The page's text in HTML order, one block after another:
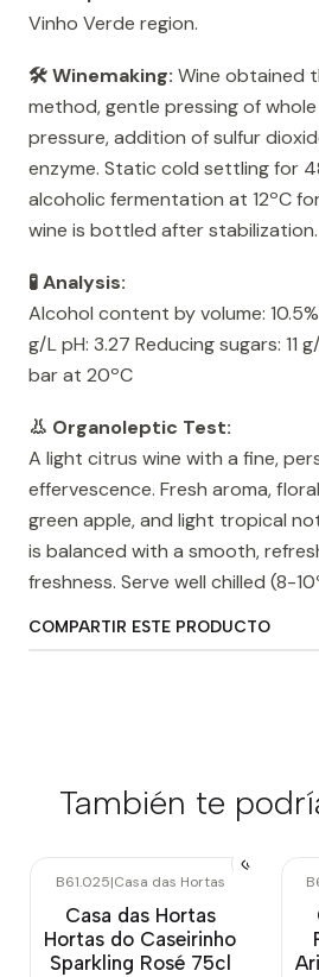
Vinho Verde region.
🛠️ Winemaking: Wine obtained
method, gentle pressing of
pressure, addition of sulfur
enzyme. Static cold settling for
alcoholic fermentation at 12ºC
wine is bottled after stabilization.
🧪 Analysis:
Alcohol content by volume:
g/L pH: 3.27 Reducing sugars: 11
bar at 20ºC
👃 Organoleptic Test:
A light citrus wine with a fine,
effervescence. Fresh aroma,
green apple, and light tropical
is balanced with a smooth,
freshness. Serve well chilled (8-
COMPARTIR ESTE PRODUCTO
También te
B61.025|Casa das Hortas
Casa das Hortas
Hortas do Caseirinho
Sparkling Rosé 75cl